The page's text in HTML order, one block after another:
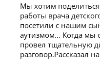
Мы хотим
работы врача
посетили с нашим
аутизмом… Когда мы
провел тщательную
разговор.Рассказал